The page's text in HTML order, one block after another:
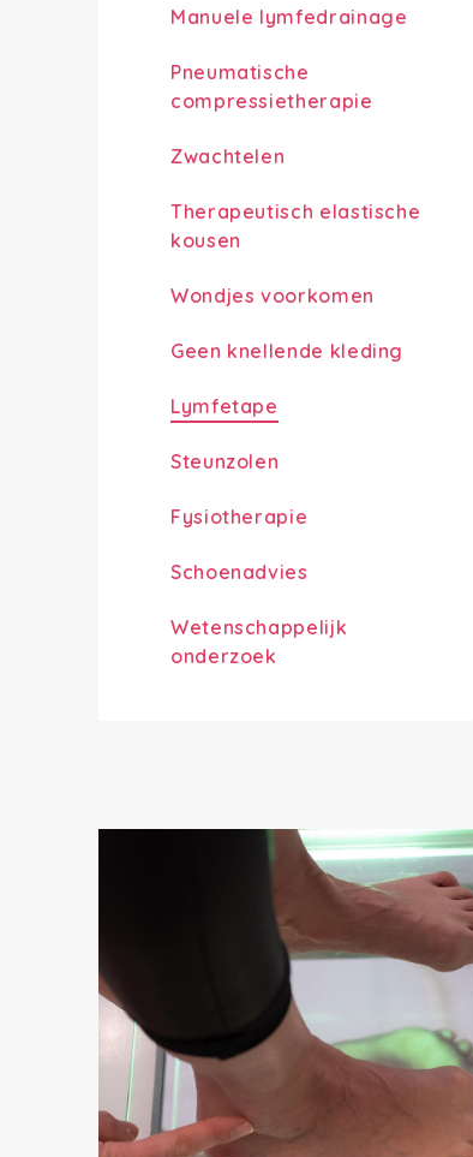
Manuele lymfedrainage
Pneumatische
compressietherapie
Zwachtelen
Therapeutisch elastische
kousen
Wondjes voorkomen
Geen knellende kleding
Lymfetape
Steunzolen
Fysiotherapie
Schoenadvies
Wetenschappelijk
onderzoek